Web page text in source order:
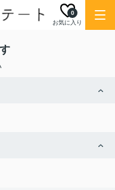
お気に入り
0